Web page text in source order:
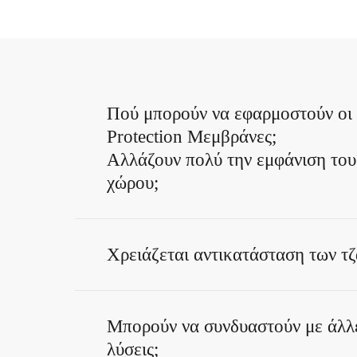
Πού μπορούν να εφαρμοστούν οι
Protection Μεμβράνες;
Αλλάζουν πολύ την εμφάνιση του
χώρου;
Υπάρχουν διακριτικές, frosted,
Χρειάζεται αντικατάσταση των
εφαρμόζονται πάνω στις υπάρχουσες
εφόσον το γυαλί είναι κατάλληλο για
Μπορούν να συνδυαστούν με
λύσεις;